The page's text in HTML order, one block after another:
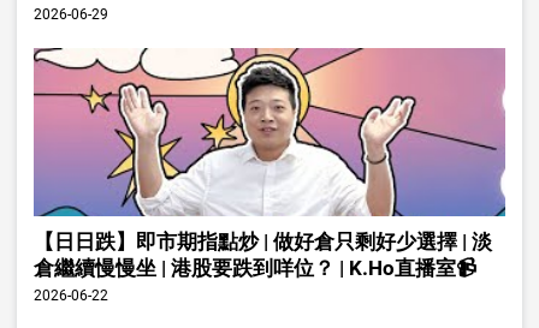
2026-06-29
【日日跌】即市期指點炒 | 做好倉只剩好少選擇 | 淡
倉繼續慢慢坐 | 港股要跌到咩位？ | K.Ho直播室📹
2026-06-22